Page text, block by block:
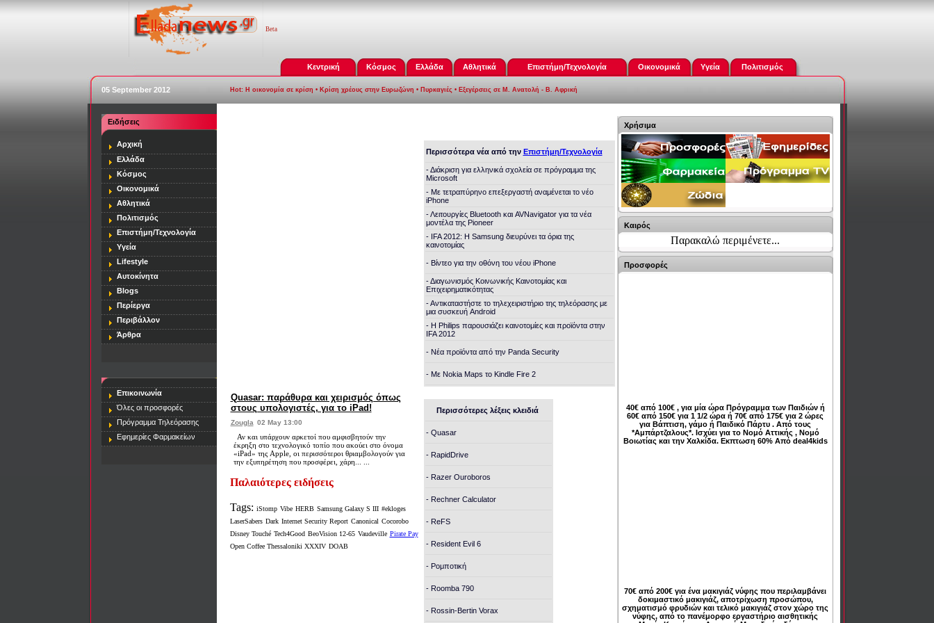
Beta
Κεντρική Κόσμος Ελλάδα Αθλητικά Επιστήμη/Τεχνολογία Οικονομικά Υγεία Πολιτισμός
05 September 2012 Hot: Η οικονομία σε κρίση • Κρίση χρέους στην Ευρωζώνη • Πυρκαγιές • Εξεγέρσεις σε Μ. Ανατολή - Β. Αφρική
Ειδήσεις
Αρχική
Ελλάδα
Κόσμος
Οικονομικά
Αθλητικά
Πολιτισμός
Επιστήμη/Τεχνολογία
Υγεία
Lifestyle
Αυτοκίνητα
Blogs
Περίεργα
Περιβάλλον
Άρθρα
Επικοινωνία
Όλες οι προσφορές
Πρόγραμμα Τηλεόρασης
Εφημερίες Φαρμακείων
Quasar: παράθυρα και χειρισμός όπως
στους υπολογιστές, για το iPad!
Zougla 02 May 13:00
Αν και υπάρχουν αρκετοί που αμφισβητούν την
έκρηξη στο τεχνολογικό τοπίο που ακούει στο όνομα
«iPad» της Apple, οι περισσότεροι θριαμβολογούν για
την εξυπηρέτηση που προσφέρει, χάρη... ...
Παλαιότερες ειδήσεις
Tags: iStomp Vibe HERB Samsung Galaxy S III #ekloges
LaserSabers Dark Internet Security Report Canonical Cocorobo
Disney Touché Tech4Good BeoVision 12-65 Vaudeville Pirate Pay
Open Coffee Thessaloniki XXXIV DOAB
Περισσότερα νέα από την Επιστήμη/Τεχνολογία
- Διάκριση για ελληνικά σχολεία σε πρόγραμμα της
Microsoft
- Με τετραπύρηνο επεξεργαστή αναμένεται το νέο
iPhone
- Λειτουργίες Bluetooth και AVNavigator για τα νέα
μοντέλα της Pioneer
- IFA 2012: Η Samsung διευρύνει τα όρια της
καινοτομίας
- Βίντεο για την οθόνη του νέου iPhone
- Διαγωνισμός Κοινωνικής Καινοτομίας και
Επιχειρηματικότητας
- Αντικαταστήστε το τηλεχειριστήριο της τηλεόρασης με
μια συσκευή Android
- Η Philips παρουσιάζει καινοτομίες και προϊόντα στην
IFA 2012
- Νέα προϊόντα από την Panda Security
- Με Nokia Maps το Kindle Fire 2
Περισσότερες λέξεις κλειδιά
- Quasar
- RapidDrive
- Razer Ouroboros
- Rechner Calculator
- ReFS
- Resident Evil 6
- Ρομποτική
- Roomba 790
- Rossin-Bertin Vorax
Χρήσιμα
Καιρός
Παρακαλώ περιμένετε...
Προσφορές
40€ από 100€ , για μία ώρα Πρόγραμμα των Παιδιών ή
60€ από 150€ για 1 1/2 ώρα ή 70€ από 175€ για 2 ώρες
για Βάπτιση, γάμο ή Παιδικό Πάρτυ . Από τους
*Αμπάρτζαλους*. Ισχύει για το Νομό Αττικής , Νομό
Βοιωτίας και την Χαλκίδα. Εκπτωση 60% Από deal4kids
70€ από 200€ για ένα μακιγιάζ νύφης που περιλαμβάνει
δοκιμαστικό μακιγιάζ, αποτρίχωση προσώπου,
σχηματισμό φρυδιών και τελικό μακιγιάζ στον χώρο της
νύφης, από το πανέμορφο εργαστήριο αισθητικής